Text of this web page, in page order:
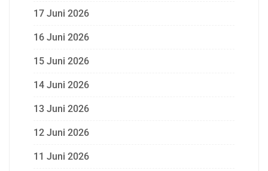
17 Juni 2026
16 Juni 2026
15 Juni 2026
14 Juni 2026
13 Juni 2026
12 Juni 2026
11 Juni 2026